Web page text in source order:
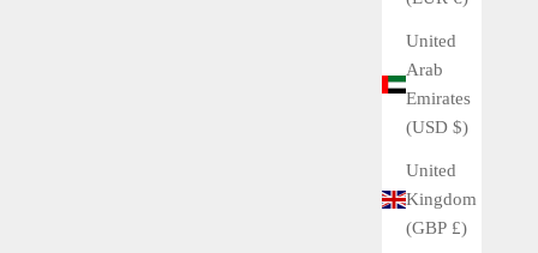
United
Arab
Emirates
(USD $)
United
Kingdom
(GBP £)
商社である「ウィルスドルフ＆デイビス」を設立した際
にはジャン・エグラー社のムーブメントを使用していま